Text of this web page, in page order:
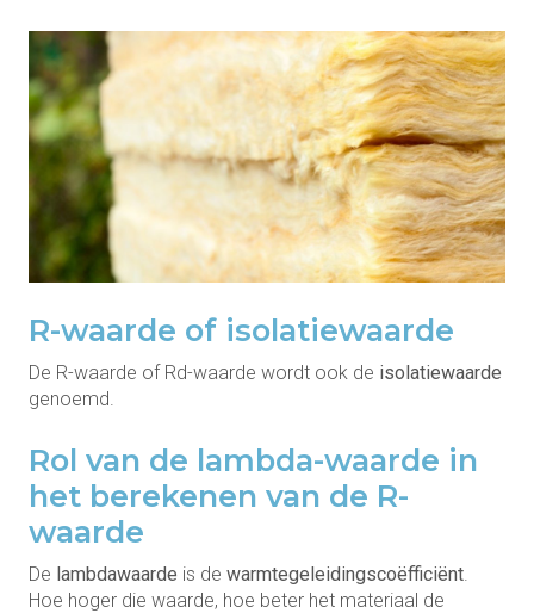
R-waarde of isolatiewaarde
De R-waarde of Rd-waarde wordt ook de isolatiewaarde
genoemd.
Rol van de lambda-waarde in
het berekenen van de R-
waarde
De lambdawaarde is de warmtegeleidingscoëfficiënt
Hoe hoger die waarde, hoe beter het materiaal de